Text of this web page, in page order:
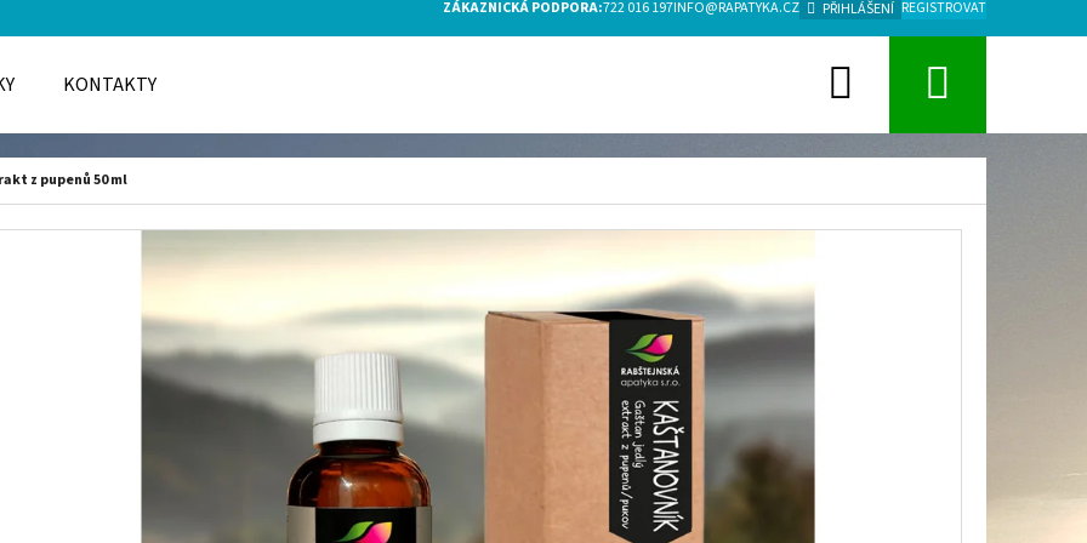
ZÁKAZNICKÁ PODPORA:722 016 197INFO@RAPATYKA.CZ PŘIHLÁŠENÍ REGISTROVAT
KONTAKTY Hledat
z pupenů 50 ml
POTŘEBUJETE NAJÍT?
HLEDAT
DOPORUČUJEME